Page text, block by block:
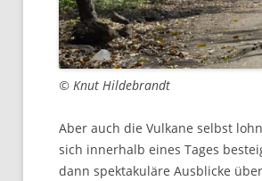
© Knut Hildebrandt
Aber auch die Vulkane selbst
sich innerhalb eines Tages
dann spektakuläre Ausblicke